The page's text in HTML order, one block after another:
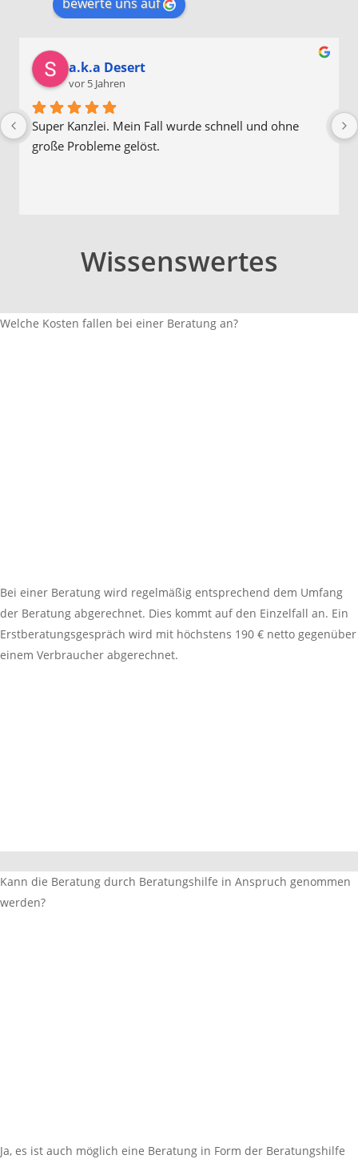
a.k.a Desert
vor 5 Jahren
Super Kanzlei. Mein Fall wurde schnell und ohne
große Probleme gelöst.
Wissenswertes
Welche Kosten fallen bei einer Beratung an?
Bei einer Beratung wird regelmäßig entsprechend dem Umfang
der Beratung abgerechnet. Dies kommt auf den Einzelfall an. Ein
Erstberatungsgespräch wird mit höchstens 190 € netto gegenüber
einem Verbraucher abgerechnet.
Kann die Beratung durch Beratungshilfe in Anspruch genommen
werden?
Ja, es ist auch möglich eine Beratung in Form der Beratungshilfe